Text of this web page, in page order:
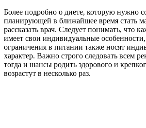
Более подробно о диете, которую нужно
планирующей в ближайшее время стать
рассказать врач. Следует понимать, что
имеет свои индивидуальные
ограничения в питании также носят
характер. Важно строго следовать всем
тогда и шансы родить здорового и
возрастут в несколько раз.